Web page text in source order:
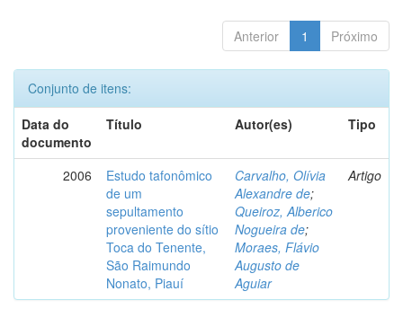
Anterior 1 Próximo
Conjunto de itens:
Data do
documento
Título Autor(es) Tipo
2006
Estudo tafonômico
de um
sepultamento
proveniente do sítio
Toca do Tenente,
São Raimundo
Nonato, Piauí
Carvalho, Olívia
Alexandre de;
Queiroz, Alberico
Nogueira de;
Moraes, Flávio
Augusto de
Aguiar
Artigo